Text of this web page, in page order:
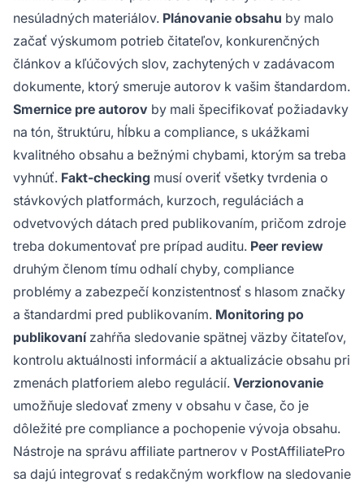
nesúladných materiálov. Plánovanie obsahu by malo
začať výskumom potrieb čitateľov, konkurenčných
článkov a kľúčových slov, zachytených v zadávacom
dokumente, ktorý smeruje autorov k vašim štandardom.
Smernice pre autorov by mali špecifikovať požiadavky
na tón, štruktúru, hĺbku a compliance, s ukážkami
kvalitného obsahu a bežnými chybami, ktorým sa treba
vyhnúť. Fakt-checking musí overiť všetky tvrdenia o
stávkových platformách, kurzoch, reguláciách a
odvetvových dátach pred publikovaním, pričom zdroje
treba dokumentovať pre prípad auditu. Peer review
druhým členom tímu odhalí chyby, compliance
problémy a zabezpečí konzistentnosť s hlasom značky
a štandardmi pred publikovaním. Monitoring po
publikovanízahŕňa sledovanie spätnej väzby čitateľov,
kontrolu aktuálnosti informácií a aktualizácie obsahu pri
zmenách platforiem alebo regulácií. Verzionovanie
umožňuje sledovať zmeny v obsahu v čase, čo je
dôležité pre compliance a pochopenie vývoja obsahu.
Nástroje na správu affiliate partnerov v PostAffiliatePro
sa dajú integrovať s redakčným workflow na sledovanie